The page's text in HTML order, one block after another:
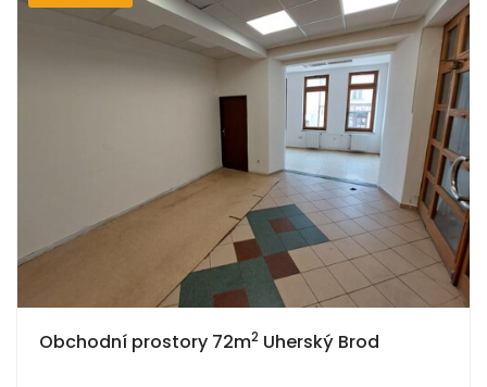
Obchodní prostory 72m2 Uherský Brod